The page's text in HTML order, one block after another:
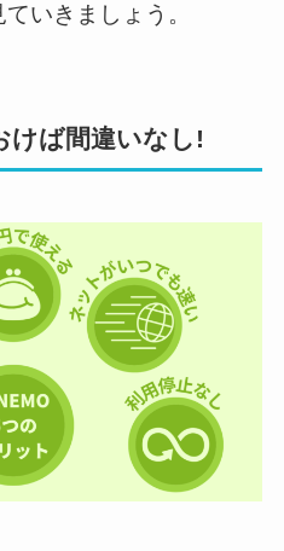
いきましょう。
けば間違いなし!